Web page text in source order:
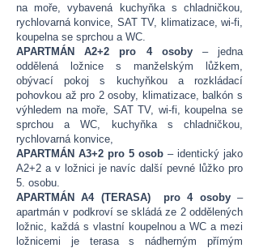
na moře, vybavená kuchyňka s chladničkou,
rychlovarná konvice, SAT TV, klimatizace, wi-fi,
koupelna se sprchou a WC.
APARTMÁN A2+2 pro 4 osoby– jedna
oddělená ložnice s manželským lůžkem,
obývací pokoj s kuchyňkou a rozkládací
pohovkou až pro 2 osoby, klimatizace, balkón s
výhledem na moře, SAT TV, wi-fi, koupelna se
sprchou a WC, kuchyňka s chladničkou,
rychlovarná konvice,
APARTMÁN A3+2 pro 5 osob – identický jako
A2+2 a v ložnici je navíc další pevné lůžko pro
5. osobu.
APARTMÁN A4 (TERASA) pro 4 osoby–
apartmán v podkroví se skládá ze 2 oddělených
ložnic, každá s vlastní koupelnou a WC a mezi
ložnicemi je terasa s nádherným přímým